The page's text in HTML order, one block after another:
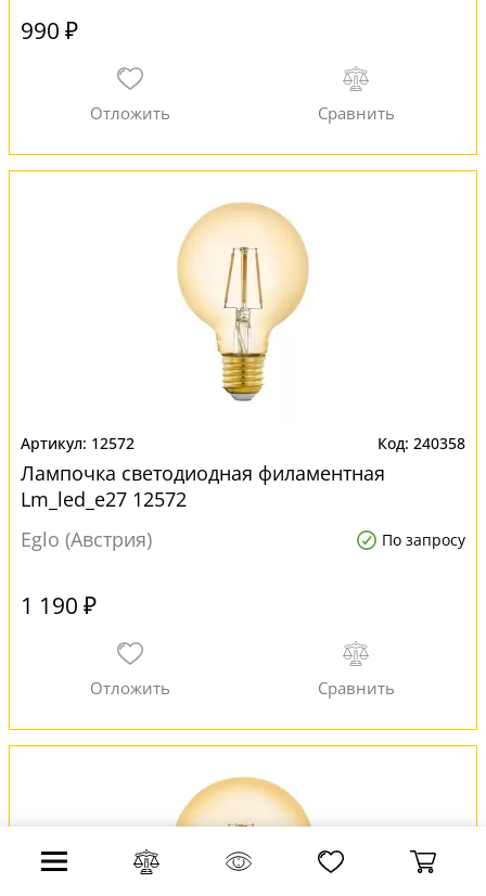
990 ₽
12572 240358
Лампочка светодиодная филаментная
Lm_led_e27 12572
Eglo (Австрия)
По запросу
1 190 ₽